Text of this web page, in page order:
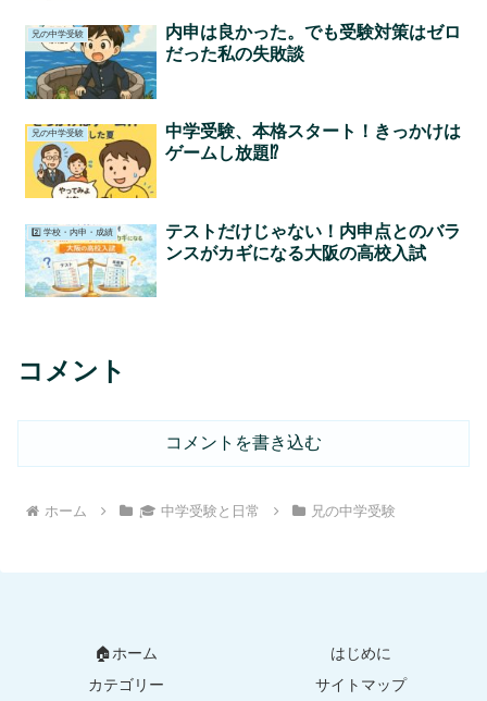
兄の中学受験
内申は良かった。でも受験対策はゼロ
だった私の失敗談
兄の中学受験
中学受験、本格スタート！きっかけは
ゲームし放題⁉︎
2️⃣ 学校・内申・成績
テストだけじゃない！内申点とのバラ
ンスがカギになる大阪の高校入試
コメント
コメントを書き込む
ホーム 🎓 中学受験と日常 兄の中学受験
🏠ホーム
はじめに
カテゴリー
サイトマップ